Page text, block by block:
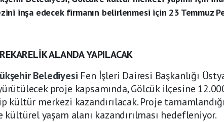
inşa edecek firmanın belirlenmesi için 23 Temmuz
ALANDA YAPILACAK
Belediyesi Fen İşleri Dairesi Başkanlığı
proje kapsamında, Gölcük ilçesine
kültür merkezi kazandırılacak. Proje
kültürel yaşam alanı kazandırılması hedefleniyor.